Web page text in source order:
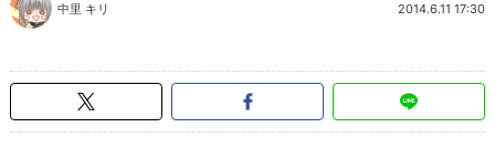
中里 キリ 2014.6.11 17:30